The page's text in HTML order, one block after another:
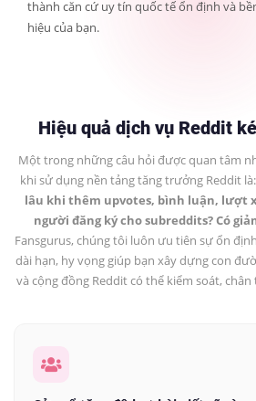
thành căn cứ uy tín quốc tế ổn định và
hiệu của bạn.
Hiệu quả dịch vụ Reddit
Một trong những câu hỏi được quan tâm
khi sử dụng nền tảng tăng trưởng Reddit là:
lâu khi thêm upvotes, bình luận, lượt
người đăng ký cho subreddits? Có
Fansgurus, chúng tôi luôn ưu tiên sự ổn
dài hạn, hy vọng giúp bạn xây dựng con
và cộng đồng Reddit có thể kiểm soát,